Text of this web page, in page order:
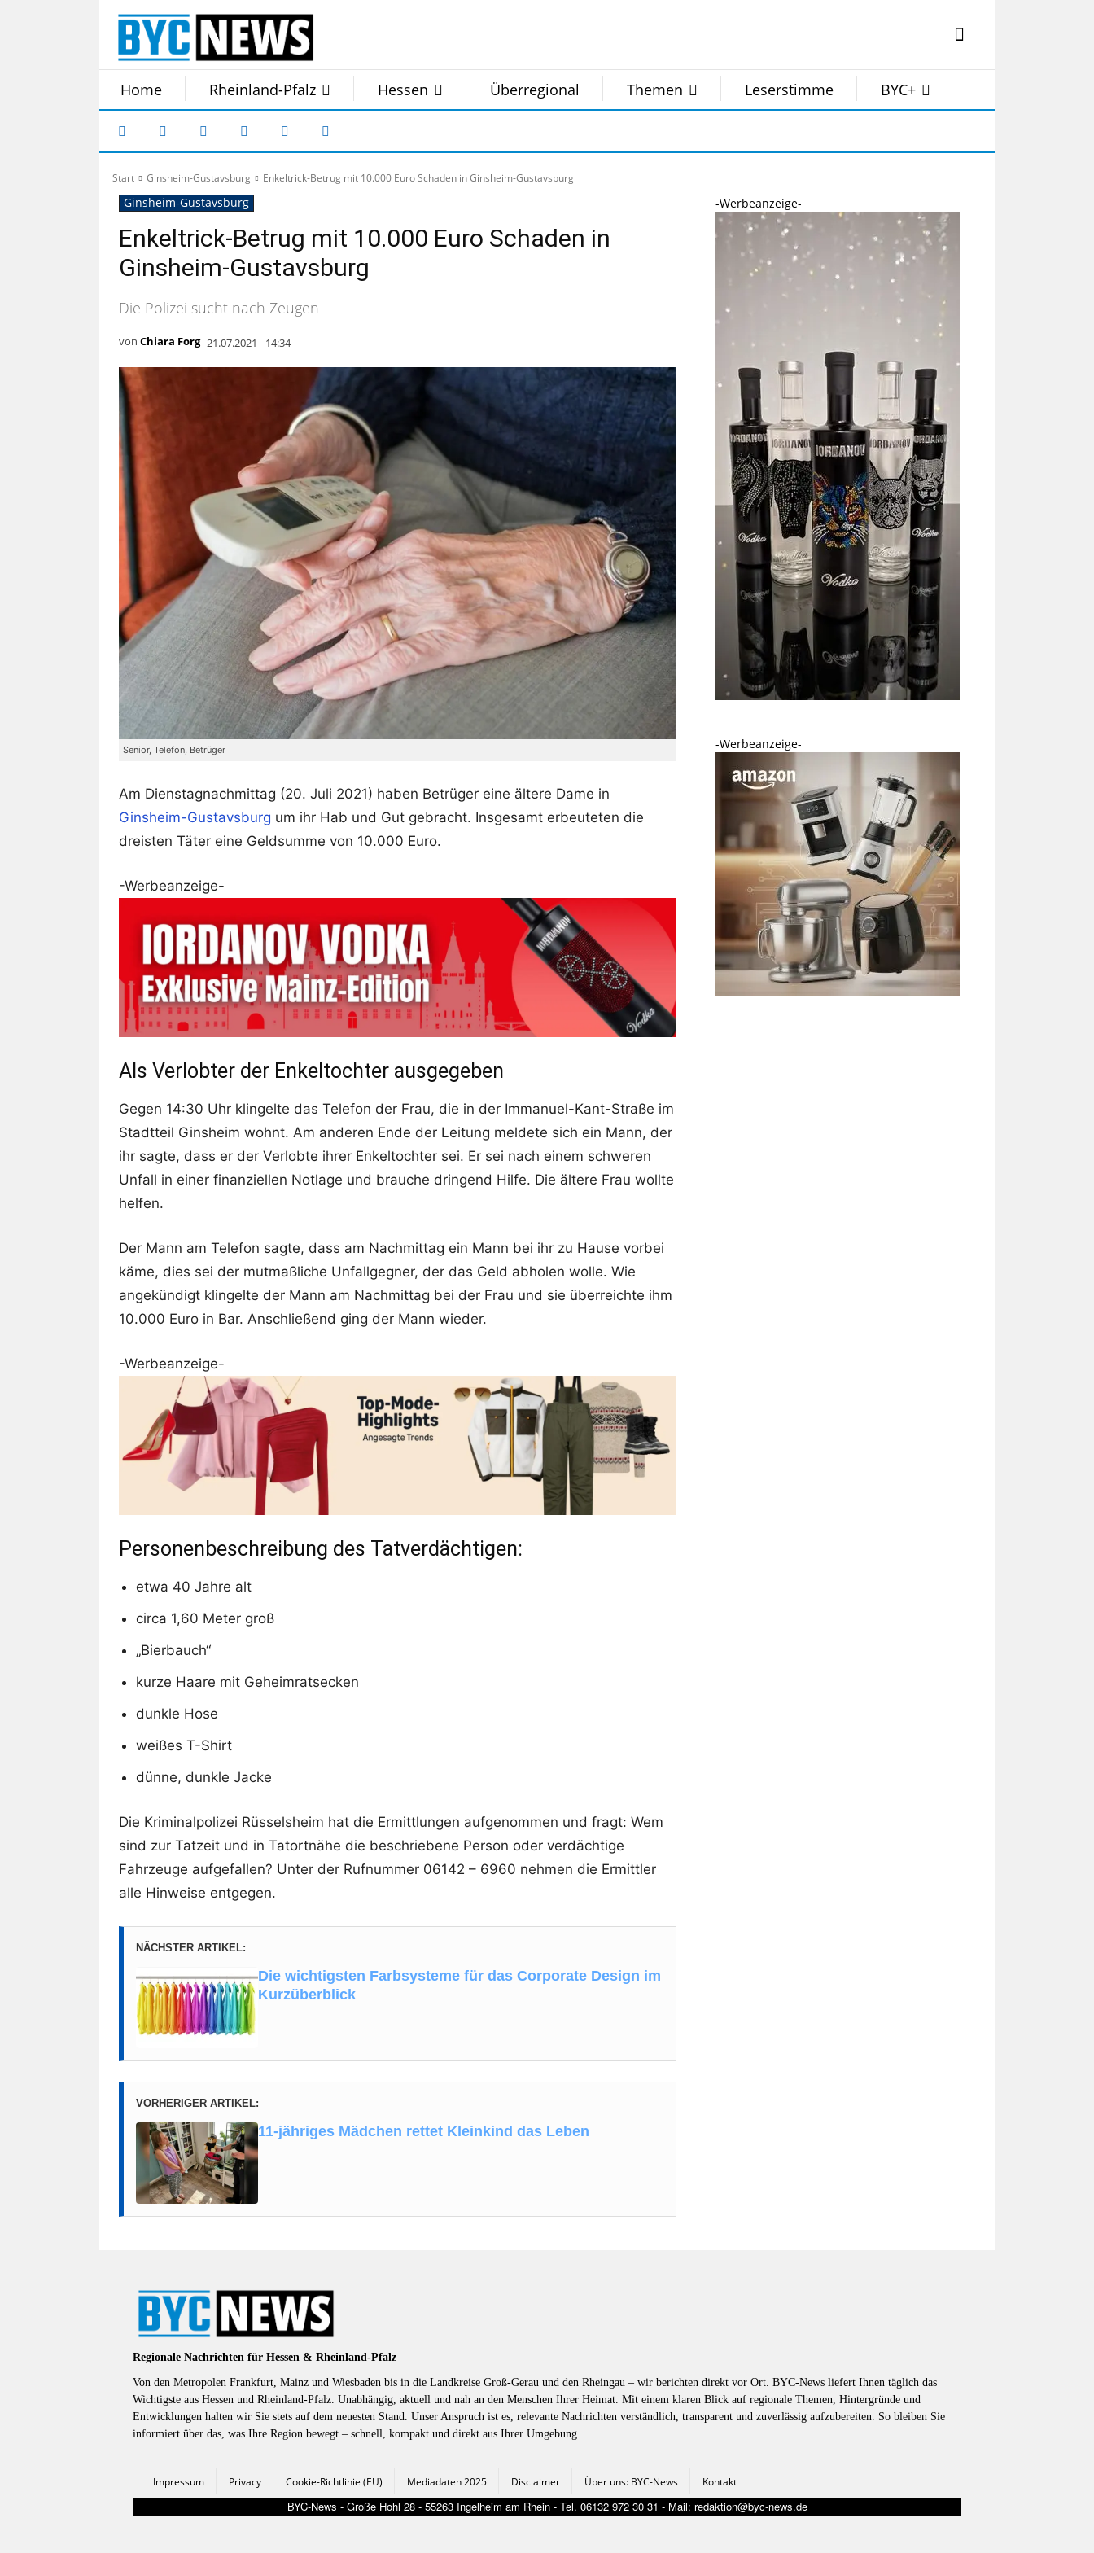
Home Rheinland-Pfalz Hessen Überregional Themen Leserstimme BYC+
Start Ginsheim-Gustavsburg Enkeltrick-Betrug mit 10.000 Euro Schaden in Ginsheim-Gustavsburg
Ginsheim-Gustavsburg
Enkeltrick-Betrug mit 10.000 Euro Schaden in
Ginsheim-Gustavsburg
Die Polizei sucht nach Zeugen
von Chiara Forg 21.07.2021 - 14:34
Senior, Telefon, Betrüger
Am Dienstagnachmittag (20. Juli 2021) haben Betrüger eine ältere Dame in
Ginsheim-Gustavsburg um ihr Hab und Gut gebracht. Insgesamt erbeuteten die
dreisten Täter eine Geldsumme von 10.000 Euro.
-Werbeanzeige-
Als Verlobter der Enkeltochter ausgegeben
Gegen 14:30 Uhr klingelte das Telefon der Frau, die in der Immanuel-Kant-Straße im
Stadtteil Ginsheim wohnt. Am anderen Ende der Leitung meldete sich ein Mann, der
ihr sagte, dass er der Verlobte ihrer Enkeltochter sei. Er sei nach einem schweren
Unfall in einer finanziellen Notlage und brauche dringend Hilfe. Die ältere Frau wollte
helfen.
Der Mann am Telefon sagte, dass am Nachmittag ein Mann bei ihr zu Hause vorbei
käme, dies sei der mutmaßliche Unfallgegner, der das Geld abholen wolle. Wie
angekündigt klingelte der Mann am Nachmittag bei der Frau und sie überreichte ihm
10.000 Euro in Bar. Anschließend ging der Mann wieder.
-Werbeanzeige-
Personenbeschreibung des Tatverdächtigen:
etwa 40 Jahre alt
circa 1,60 Meter groß
„Bierbauch“
kurze Haare mit Geheimratsecken
dunkle Hose
weißes T-Shirt
dünne, dunkle Jacke
Die Kriminalpolizei Rüsselsheim hat die Ermittlungen aufgenommen und fragt: Wem
sind zur Tatzeit und in Tatortnähe die beschriebene Person oder verdächtige
Fahrzeuge aufgefallen? Unter der Rufnummer 06142 – 6960 nehmen die Ermittler
alle Hinweise entgegen.
NÄCHSTER ARTIKEL:
Die wichtigsten Farbsysteme für das Corporate Design im
Kurzüberblick
VORHERIGER ARTIKEL:
11-jähriges Mädchen rettet Kleinkind das Leben
-Werbeanzeige-
-Werbeanzeige-
Regionale Nachrichten für Hessen & Rheinland-Pfalz
Von den Metropolen Frankfurt, Mainz und Wiesbaden bis in die Landkreise Groß-Gerau und den Rheingau – wir berichten direkt vor Ort. BYC-News liefert Ihnen täglich das
Wichtigste aus Hessen und Rheinland-Pfalz. Unabhängig, aktuell und nah an den Menschen Ihrer Heimat. Mit einem klaren Blick auf regionale Themen, Hintergründe und
Entwicklungen halten wir Sie stets auf dem neuesten Stand. Unser Anspruch ist es, relevante Nachrichten verständlich, transparent und zuverlässig aufzubereiten. So bleiben Sie
informiert über das, was Ihre Region bewegt – schnell, kompakt und direkt aus Ihrer Umgebung.
Impressum Privacy Cookie-Richtlinie (EU) Mediadaten 2025 Disclaimer Über uns: BYC-News Kontakt
BYC-News - Große Hohl 28 - 55263 Ingelheim am Rhein - Tel. 06132 972 30 31 - Mail: redaktion@byc-news.de